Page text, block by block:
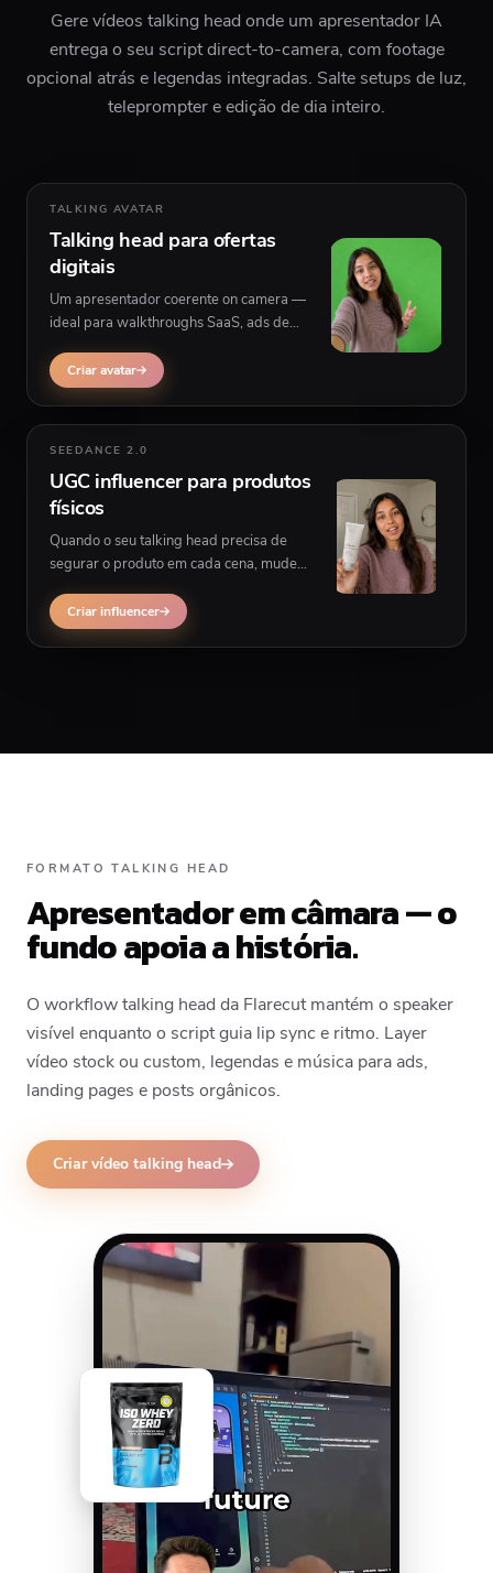
Gere vídeos talking head onde um apresentador IA
entrega o seu script direct-to-camera, com footage
opcional atrás e legendas integradas. Salte setups de luz,
teleprompter e edição de dia inteiro.
TALKING AVATAR
Talking head para ofertas
digitais
Um apresentador coerente on camera —
ideal para walkthroughs SaaS, ads de
onde o speaker fica em câmara com B-roll
atrás.
Criar avatar
SEEDANCE 2.0
UGC influencer para produtos
físicos
Quando o seu talking head precisa de
segurar o produto em cada cena, mude
do layout single-presenter.
Criar influencer
FORMATO TALKING HEAD
Apresentador em câmara — o
fundo apoia a história.
O workflow talking head da Flarecut mantém o speaker
visível enquanto o script guia lip sync e ritmo. Layer
vídeo stock ou custom, legendas e música para ads,
landing pages e posts orgânicos.
Criar vídeo talking head